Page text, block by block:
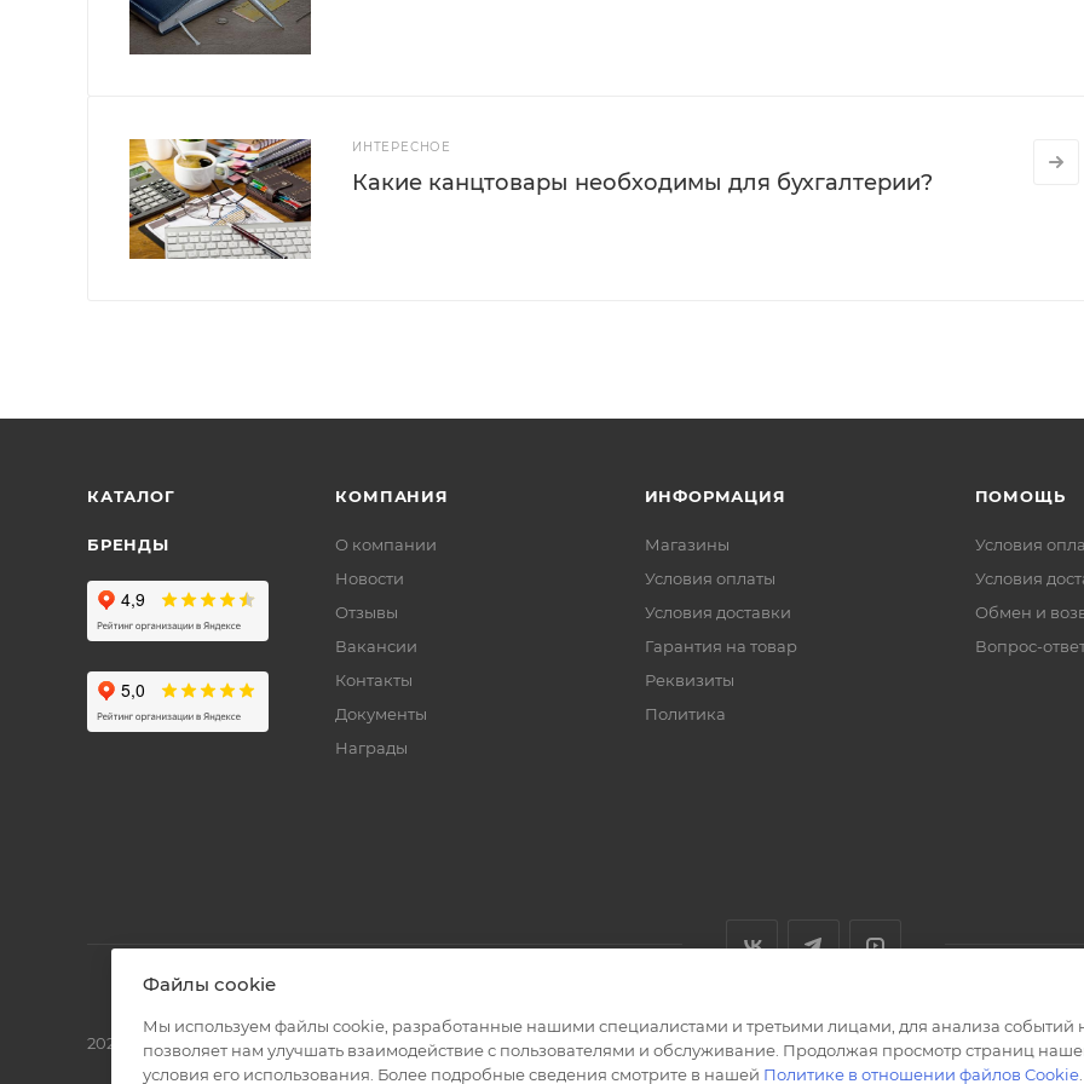
ИНТЕРЕСНОЕ
Какие канцтовары необходимы для бухгалтерии?
КАТАЛОГ
БРЕНДЫ
КОМПАНИЯ
О компании
Новости
Отзывы
Вакансии
Контакты
Документы
Награды
ИНФОРМАЦИЯ
Магазины
Условия оплаты
Условия доставки
Гарантия на товар
Реквизиты
Политика
ПОМОЩЬ
Условия
Условия
Обмен и
Вопрос-
2026 © Полиграф кит - интернет-магазин
Файлы cookie
Мы используем файлы cookie, разработанные нашими специалистами и третьими лицами, для анализа событий
позволяет нам улучшать взаимодействие с пользователями и обслуживание. Продолжая просмотр страниц
условия его использования. Более подробные сведения смотрите в нашей Политике в отношении файлов Cookie